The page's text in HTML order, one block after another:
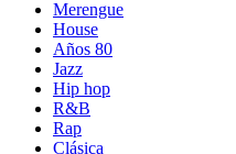
Merengue
House
Años 80
Jazz
Hip hop
R&B
Rap
Clásica